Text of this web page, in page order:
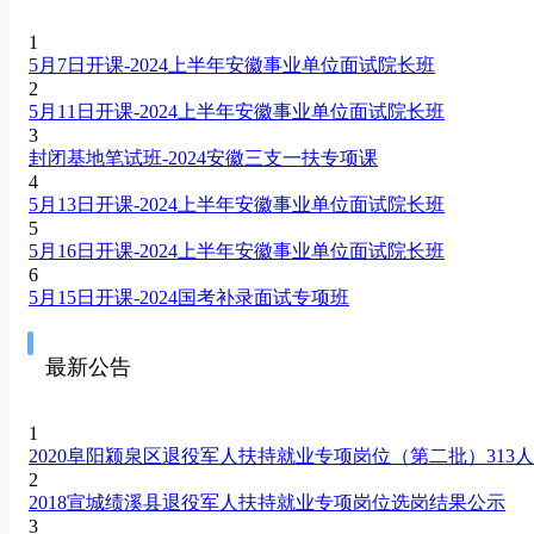
1
5月7日开课-2024上半年安徽事业单位面试院长班
2
5月11日开课-2024上半年安徽事业单位面试院长班
3
封闭基地笔试班-2024安徽三支一扶专项课
4
5月13日开课-2024上半年安徽事业单位面试院长班
5
5月16日开课-2024上半年安徽事业单位面试院长班
6
5月15日开课-2024国考补录面试专项班
最新公告
1
2020阜阳颍泉区退役军人扶持就业专项岗位（第二批）313
2
2018宣城绩溪县退役军人扶持就业专项岗位选岗结果公示
3